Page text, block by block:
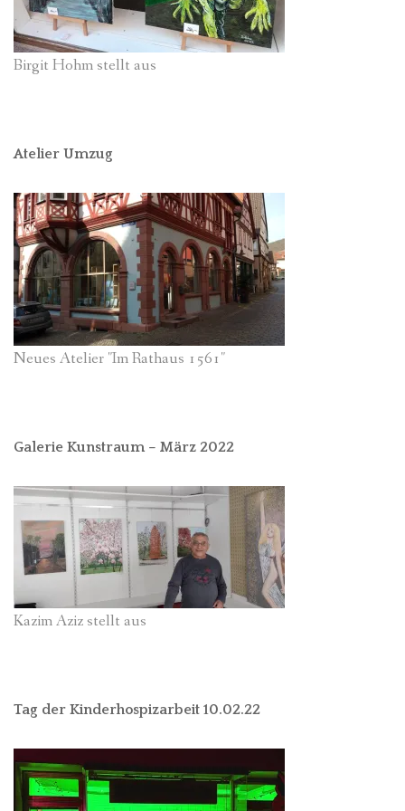
Birgit Hohm stellt aus
Atelier Umzug
Neues Atelier "Im Rathaus 1561"
Galerie Kunstraum – März 2022
Kazim Aziz stellt aus
Tag der Kinderhospizarbeit 10.02.22